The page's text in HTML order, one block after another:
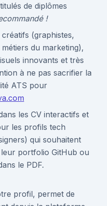
de diplômes
!
(graphistes,
du marketing),
innovants et très
à ne pas sacrifier la
ATS pour
les CV interactifs et
les profils tech
qui souhaitent
portfolio GitHub ou
le PDF.
profil, permet de